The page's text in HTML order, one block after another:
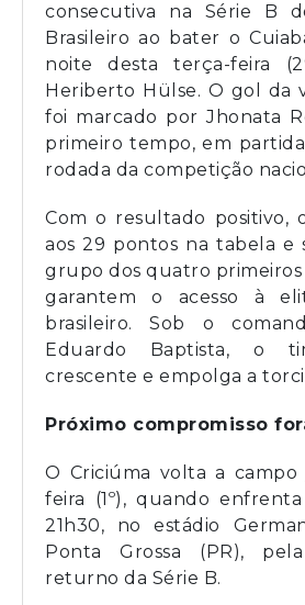
consecutiva na Série B
Brasileiro ao bater o
noite desta terça-feira
Heriberto Hülse. O gol da
foi marcado por Jhonata
primeiro tempo, em partida
rodada da competição
Com o resultado positivo,
aos 29 pontos na tabela e
grupo dos quatro primeiros
garantem o acesso à
brasileiro. Sob o
Eduardo Baptista, o
crescente e empolga a
Próximo compromisso
O Criciúma volta a campo
feira (1º), quando
21h30, no estádio
Ponta Grossa (PR),
returno da Série B.